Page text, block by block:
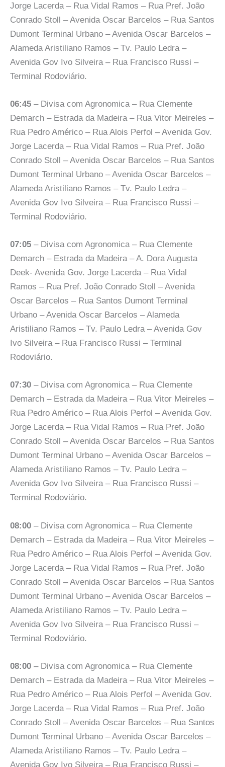
Jorge Lacerda – Rua Vidal Ramos – Rua Pref. João
Conrado Stoll – Avenida Oscar Barcelos – Rua Santos
Dumont Terminal Urbano – Avenida Oscar Barcelos –
Alameda Aristiliano Ramos – Tv. Paulo Ledra –
Avenida Gov Ivo Silveira – Rua Francisco Russi –
Terminal Rodoviário.
06:45 – Divisa com Agronomica – Rua Clemente
Demarch – Estrada da Madeira – Rua Vitor Meireles –
Rua Pedro Américo – Rua Alois Perfol – Avenida Gov.
Jorge Lacerda – Rua Vidal Ramos – Rua Pref. João
Conrado Stoll – Avenida Oscar Barcelos – Rua Santos
Dumont Terminal Urbano – Avenida Oscar Barcelos –
Alameda Aristiliano Ramos – Tv. Paulo Ledra –
Avenida Gov Ivo Silveira – Rua Francisco Russi –
Terminal Rodoviário.
07:05 – Divisa com Agronomica – Rua Clemente
Demarch – Estrada da Madeira – A. Dora Augusta
Deek- Avenida Gov. Jorge Lacerda – Rua Vidal
Ramos – Rua Pref. João Conrado Stoll – Avenida
Oscar Barcelos – Rua Santos Dumont Terminal
Urbano – Avenida Oscar Barcelos – Alameda
Aristiliano Ramos – Tv. Paulo Ledra – Avenida Gov
Ivo Silveira – Rua Francisco Russi – Terminal
Rodoviário.
07:30 – Divisa com Agronomica – Rua Clemente
Demarch – Estrada da Madeira – Rua Vitor Meireles –
Rua Pedro Américo – Rua Alois Perfol – Avenida Gov.
Jorge Lacerda – Rua Vidal Ramos – Rua Pref. João
Conrado Stoll – Avenida Oscar Barcelos – Rua Santos
Dumont Terminal Urbano – Avenida Oscar Barcelos –
Alameda Aristiliano Ramos – Tv. Paulo Ledra –
Avenida Gov Ivo Silveira – Rua Francisco Russi –
Terminal Rodoviário.
08:00 – Divisa com Agronomica – Rua Clemente
Demarch – Estrada da Madeira – Rua Vitor Meireles –
Rua Pedro Américo – Rua Alois Perfol – Avenida Gov.
Jorge Lacerda – Rua Vidal Ramos – Rua Pref. João
Conrado Stoll – Avenida Oscar Barcelos – Rua Santos
Dumont Terminal Urbano – Avenida Oscar Barcelos –
Alameda Aristiliano Ramos – Tv. Paulo Ledra –
Avenida Gov Ivo Silveira – Rua Francisco Russi –
Terminal Rodoviário.
08:00 – Divisa com Agronomica – Rua Clemente
Demarch – Estrada da Madeira – Rua Vitor Meireles –
Rua Pedro Américo – Rua Alois Perfol – Avenida Gov.
Jorge Lacerda – Rua Vidal Ramos – Rua Pref. João
Conrado Stoll – Avenida Oscar Barcelos – Rua Santos
Dumont Terminal Urbano – Avenida Oscar Barcelos –
Alameda Aristiliano Ramos – Tv. Paulo Ledra –
Avenida Gov Ivo Silveira – Rua Francisco Russi –